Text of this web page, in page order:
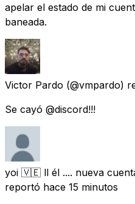
apelar el estado de mi
baneada.
Victor Pardo (@vmpardo)
Se cayó @discord!!!
yoi 🇻🇪 ll él .... nueva
reportó hace 15 minutos